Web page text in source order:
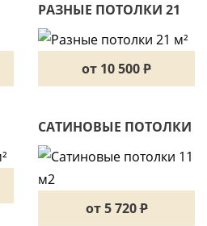
РАЗНЫЕ ПОТОЛКИ 21
М²
от 10 500P
САТИНОВЫЕ ПОТОЛКИ
11 М2
от 5 720P